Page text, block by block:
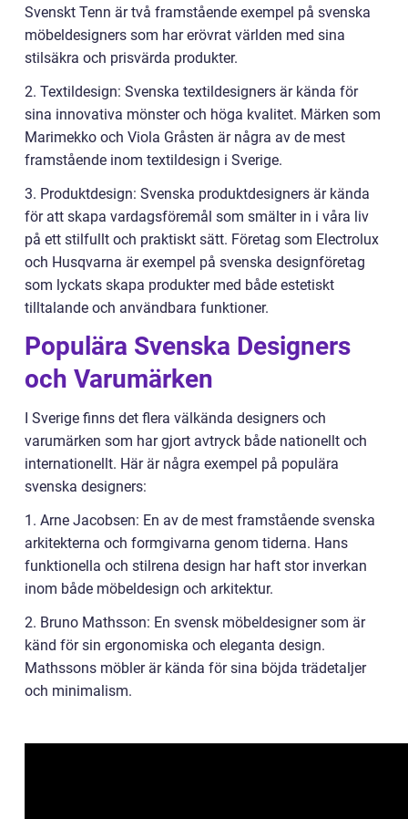
Svenskt Tenn är två framstående exempel på svenska
möbeldesigners som har erövrat världen med sina
stilsäkra och prisvärda produkter.
2. Textildesign: Svenska textildesigners är kända för
sina innovativa mönster och höga kvalitet. Märken som
Marimekko och Viola Gråsten är några av de mest
framstående inom textildesign i Sverige.
3. Produktdesign: Svenska produktdesigners är kända
för att skapa vardagsföremål som smälter in i våra liv
på ett stilfullt och praktiskt sätt. Företag som Electrolux
och Husqvarna är exempel på svenska designföretag
som lyckats skapa produkter med både estetiskt
tilltalande och användbara funktioner.
Populära Svenska Designers
och Varumärken
I Sverige finns det flera välkända designers och
varumärken som har gjort avtryck både nationellt och
internationellt. Här är några exempel på populära
svenska designers:
1. Arne Jacobsen: En av de mest framstående svenska
arkitekterna och formgivarna genom tiderna. Hans
funktionella och stilrena design har haft stor inverkan
inom både möbeldesign och arkitektur.
2. Bruno Mathsson: En svensk möbeldesigner som är
känd för sin ergonomiska och eleganta design.
Mathssons möbler är kända för sina böjda trädetaljer
och minimalism.